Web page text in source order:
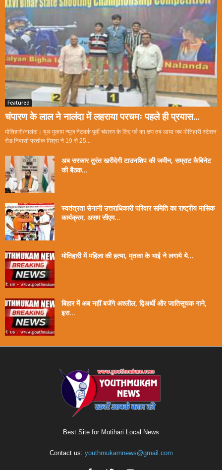
Featured
चंपारण के लाल ने नालंदा में लहराया परचमः पहले ही प्रयास...
मोतिहारी/नालंदा। यूथ मुकाम न्यूज नेटवर्क पूर्वी चंपारण के लिए गर्व का क्षण तब आया जब मोतिहारी स्टेशन
रोड निवासी प्रतीक मिश्रा ने 19 से 25...
अब सरकार तुरंत खरीदेगी टाउनशिप की जमीन, सम्राट कैबिनेट
की बैठक...
स्वतंत्रता सेनानी उत्तराधिकारी परिवार समिति का राष्ट्रीय मासिक
कार्यक्रम, असम सीएम...
मोतिहारी में महिला की हत्या, मृतका के भाई ने लगाये ये...
बिहार में अब नहीं बजेंगे अश्लील, द्विअर्थी और जातिसूचक गाने,
इस...
Best Site for Motihari Local News
Contact us: youthmukamnews@gmail.com